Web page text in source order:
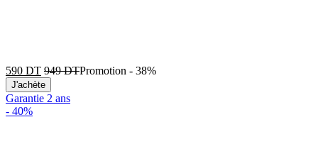
590 DT 949DTPromotion - 38%
J'achète
Garantie 2 ans
- 40%